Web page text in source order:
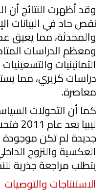
وقد أظهرت النتائج
نقص حاد في البيانات
والمحدثة، مما يعيق
ومعظم الدراسات
الثمانينيات
دراسات كزيري، مما
معاصرة.
كما أن التحولات
ليبيا بعد عام 2011
جديدة لم تكن
العكسية والنزوح
يتطلب مراجعة جذرية
الاستنتاجات والتوصيات